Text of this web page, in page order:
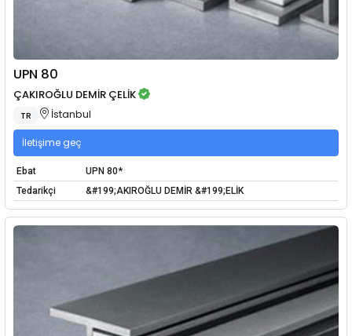
UPN 80
ÇAKIROĞLU DEMİR ÇELİK
TR İstanbul
İletişime geç
Ebat
UPN 80*
Tedarikçi
&#199;AKIROĞLU DEMİR &#199;ELİK